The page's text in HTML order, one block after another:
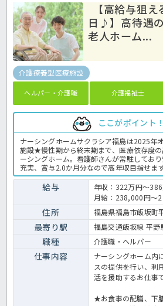
【高給与狙
日♪】高待遇
老人ホーム...
介護療養型医療施設
ヘルパー・介護職 介護福祉士
ここがポイント！
ナーシングホームサクラシア福島は2025年
施設★慢性期から終末期まで、医療依存度
ーシングホーム。看護師さんが常駐してお
充実、賞与2.0か月分なので高年収目指せま
く、お仕事だけではなくプライベートも充
なる方はぜひほっ介護までお問い合わせ下
介護業務全般です。 ＜介護職 正職員 有料
給与
年収：322万円～
月給：238,000円～
住所 福島県福島市飯坂町
最寄り駅 福島交通飯坂線 平野
職種 介護職・ヘルパー
仕事内容
ナーシングホーム内
スの提供を行い、利
活を援助するお仕事
★お食事の配膳、下